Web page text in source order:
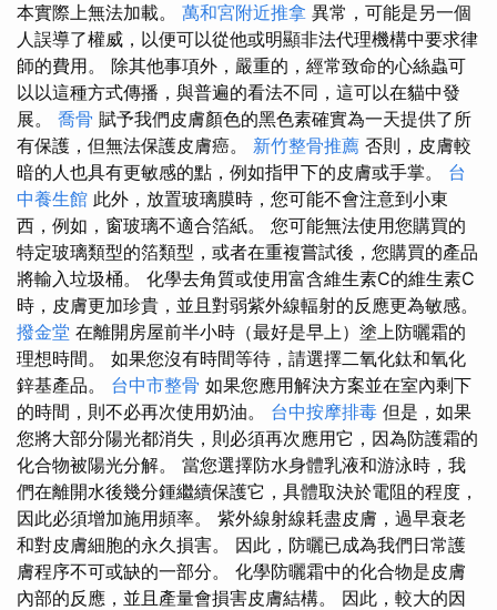
本實際上無法加載。 萬和宮附近推拿 異常，可能是另一個
人誤導了權威，以便可以從他或明顯非法代理機構中要求律
師的費用。 除其他事項外，嚴重的，經常致命的心絲蟲可
以以這種方式傳播，與普遍的看法不同，這可以在貓中發
展。 喬骨 賦予我們皮膚顏色的黑色素確實為一天提供了所
有保護，但無法保護皮膚癌。 新竹整骨推薦 否則，皮膚較
暗的人也具有更敏感的點，例如指甲下的皮膚或手掌。 台
中養生館 此外，放置玻璃膜時，您可能不會注意到小東
西，例如，窗玻璃不適合箔紙。 您可能無法使用您購買的
特定玻璃類型的箔類型，或者在重複嘗試後，您購買的產品
將輸入垃圾桶。 化學去角質或使用富含維生素C的維生素C
時，皮膚更加珍貴，並且對弱紫外線輻射的反應更為敏感。
撥金堂 在離開房屋前半小時（最好是早上）塗上防曬霜的
理想時間。 如果您沒有時間等待，請選擇二氧化鈦和氧化
鋅基產品。 台中市整骨 如果您應用解決方案並在室內剩下
的時間，則不必再次使用奶油。 台中按摩排毒 但是，如果
您將大部分陽光都消失，則必須再次應用它，因為防護霜的
化合物被陽光分解。 當您選擇防水身體乳液和游泳時，我
們在離開水後幾分鍾繼續保護它，具體取決於電阻的程度，
因此必須增加施用頻率。 紫外線射線耗盡皮膚，過早衰老
和對皮膚細胞的永久損害。 因此，防曬已成為我們日常護
膚程序不可或缺的一部分。 化學防曬霜中的化合物是皮膚
內部的反應，並且產量會損害皮膚結構。 因此，較大的因